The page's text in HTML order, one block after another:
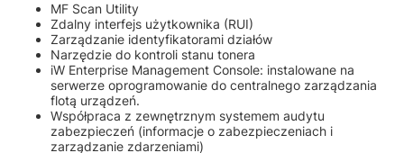
MF Scan Utility
Zdalny interfejs użytkownika (RUI)
Zarządzanie identyfikatorami działów
Narzędzie do kontroli stanu tonera
iW Enterprise Management Console: instalowane na
serwerze oprogramowanie do centralnego zarządzania
flotą urządzeń.
Współpraca z zewnętrznym systemem audytu
zabezpieczeń (informacje o zabezpieczeniach i
zarządzanie zdarzeniami)